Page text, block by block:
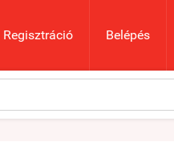
Regisztráció Belépés